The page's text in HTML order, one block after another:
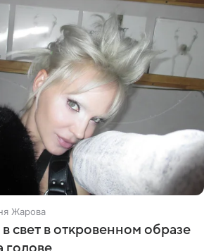
Жарова
свет в откровенном образе